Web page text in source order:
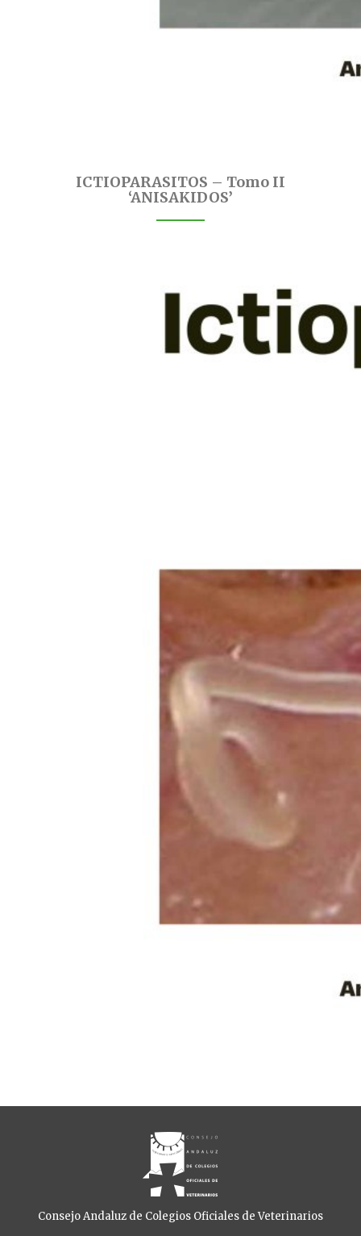
ICTIOPARASITOS – Tomo II
‘ANISAKIDOS’
Consejo Andaluz de Colegios Oficiales de Veterinarios